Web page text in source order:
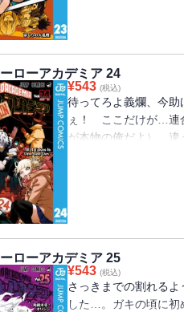
ローアカデミア 24
¥543 (税込)
待ってろよ義爛、今
ぇ！ ここだけが…連
が本物の俺だよ）
覚悟しろよ異能解放
ローアカデミア 25
¥543 (税込)
さっきまでの割れる
した…。ガキの頃に初